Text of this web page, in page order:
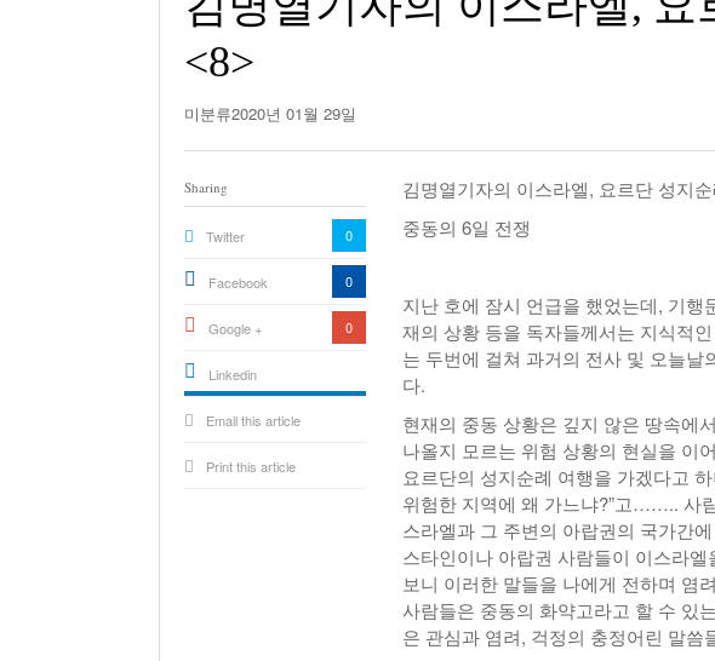
탬파베이
이명덕칼럼
<8>
미분류2020년 01월 29일
김명열기자의 이스라엘, 요르단 성지
중동의 6일 전쟁
지난 호에 잠시 언급을 했었는데, 기
재의 상황 등을 독자들께서는 지식적
는 두번에 걸쳐 과거의 전사 및 오늘
다.
현재의 중동 상황은 깊지 않은 땅속에
나올지 모르는 위험 상황의 현실을 이
요르단의 성지순례 여행을 가겠다고
위험한 지역에 왜 가느냐?”고…….. 사
스라엘과 그 주변의 아랍권의 국가간
스타인이나 아랍권 사람들이 이스라
보니 이러한 말들을 나에게 전하며 염
사람들은 중동의 화약고라고 할 수 있
은 관심과 염려, 걱정의 충정어린 말씀
Sharing
Twitter 0
Facebook 0
Google + 0
Linkedin
icon[type=linkedin-bug]
Email this article
Print this article